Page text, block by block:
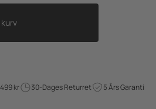
kr 30-Dages Returret 5 Års Garanti